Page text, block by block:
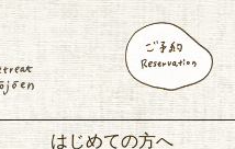
はじめての方へ